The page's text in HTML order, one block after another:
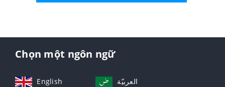
Chọn một ngôn ngữ
English العربيّة